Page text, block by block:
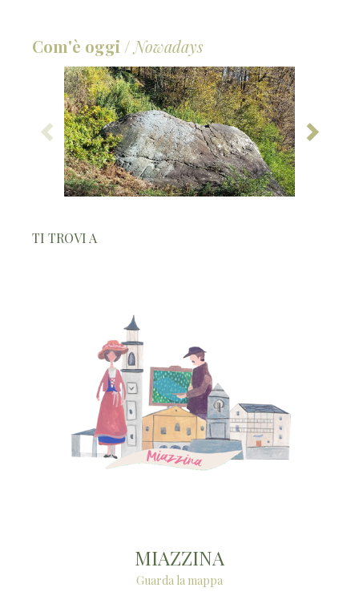
Com'è oggi / Nowadays
TI TROVI A
MIAZZINA
Guarda la mappa